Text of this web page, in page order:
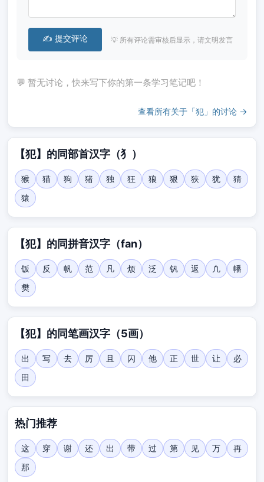
✍️ 提交评论 💡 所有评论需审核后显示，请文明发言
💬 暂无讨论，快来写下你的第一条学习笔记吧！
查看所有关于「犯」的讨论 →
【犯】的同部首汉字（犭）
猴 猫 狗 猪 独 狂 狼 狠 狭 犹
猜
猿
【犯】的同拼音汉字（fan）
饭 反 帆 范 凡 烦 泛 钒 返 凢
幡
樊
【犯】的同笔画汉字（5画）
出 写 去 厉 且 闪 他 正 世 让
必
田
热门推荐
这 穿 谢 还 出 带 过 第 见 万
再
那